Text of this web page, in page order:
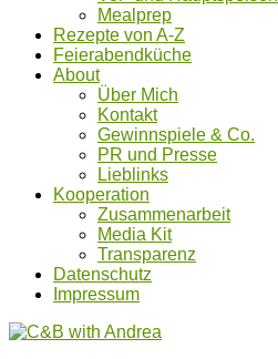
Mealprep
Rezepte von A-Z
Feierabendküche
About
Über Mich
Kontakt
Gewinnspiele & Co.
PR und Presse
Lieblinks
Kooperation
Zusammenarbeit
Media Kit
Transparenz
Datenschutz
Impressum